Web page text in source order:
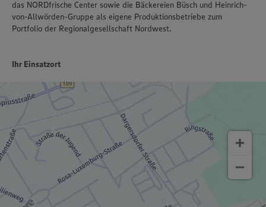
das NORDfrische Center sowie die Bäckereien Büsch und Heinrich-
von-Allwörden-Gruppe als eigene Produktionsbetriebe zum
Portfolio der Regionalgesellschaft Nordwest.
Ihr Einsatzort